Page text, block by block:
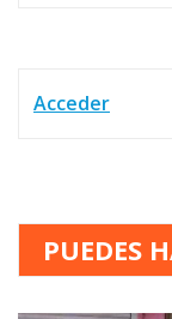
Acceder
PUEDES